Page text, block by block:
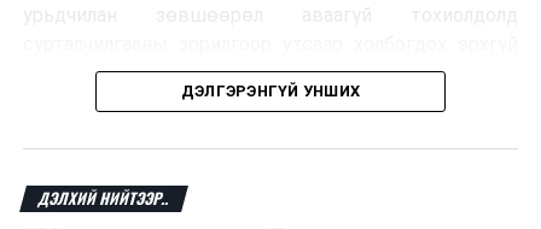
урьдчилан зөвшөөрөл аваагүй тохиолдолд
болно. Иргэн өгсөн зөвшөөрлөө хүссэн үедээ цуцлах
Францын эрх баригчдын тооцоолсноор тус улсын
иргэдийн дөрөвний гурав орчим нь долоо хоног бүр
дор хаяж нэг удаа хүсээгүй сурталчилгааны дуудлага
ДЭЛГЭРЭНГҮЙ УНШИХ
ДЭЛХИЙ НИЙТЭЭР..